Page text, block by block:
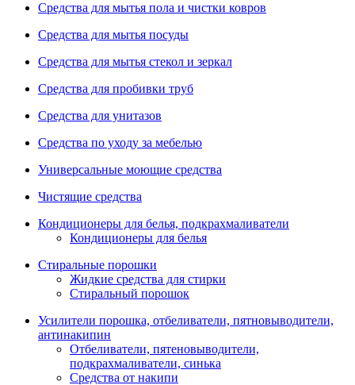
Средства для мытья пола и чистки ковров
Средства для мытья посуды
Средства для мытья стекол и зеркал
Средства для пробивки труб
Средства для унитазов
Средства по уходу за мебелью
Универсальные моющие средства
Чистящие средства
Кондиционеры для белья, подкрахмаливатели
Кондиционеры для белья
Стиральные порошки
Жидкие средства для стирки
Стиральный порошок
Усилители порошка, отбеливатели, пятновыводители,
антинакипин
Отбеливатели, пятеновыводители,
подкрахмаливатели, синька
Средства от накипи